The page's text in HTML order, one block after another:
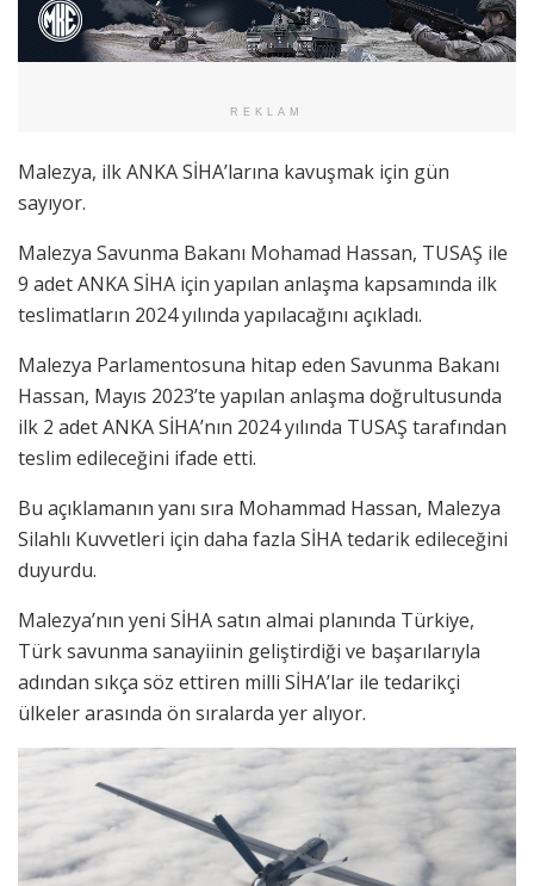
REKLAM
Malezya, ilk ANKA SİHA’larına kavuşmak için gün
sayıyor.
Malezya Savunma Bakanı Mohamad Hassan, TUSAŞ ile
9 adet ANKA SİHA için yapılan anlaşma kapsamında ilk
teslimatların 2024 yılında yapılacağını açıkladı.
Malezya Parlamentosuna hitap eden Savunma Bakanı
Hassan, Mayıs 2023’te yapılan anlaşma doğrultusunda
ilk 2 adet ANKA SİHA’nın 2024 yılında TUSAŞ tarafından
teslim edileceğini ifade etti.
Bu açıklamanın yanı sıra Mohammad Hassan, Malezya
Silahlı Kuvvetleri için daha fazla SİHA tedarik edileceğini
duyurdu.
Malezya’nın yeni SİHA satın almai planında Türkiye,
Türk savunma sanayiinin geliştirdiği ve başarılarıyla
adından sıkça söz ettiren milli SİHA’lar ile tedarikçi
ülkeler arasında ön sıralarda yer alıyor.